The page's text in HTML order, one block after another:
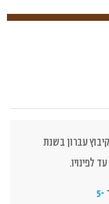
עברון בשנת
5-